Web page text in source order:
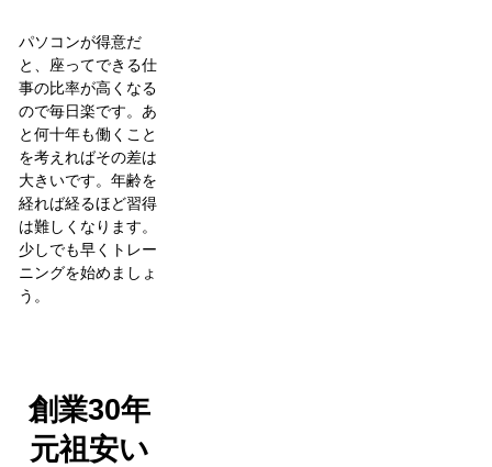
パソコンが得意だ
と、座ってできる仕
事の比率が高くなる
ので毎日楽です。あ
と何十年も働くこと
を考えればその差は
大きいです。年齢を
経れば経るほど習得
は難しくなります。
少しでも早くトレー
ニングを始めましょ
う。
創業30年
元祖安い